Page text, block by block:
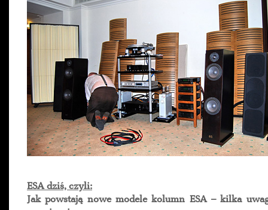
ESA dziś, czyli:
Jak powstają nowe modele kolumn ESA – kilka